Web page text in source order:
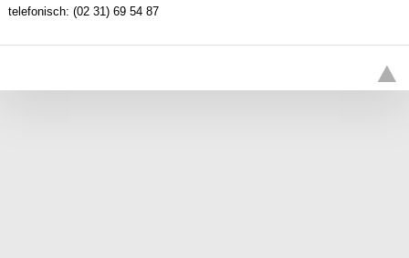
telefonisch: (02 31) 69 54 87